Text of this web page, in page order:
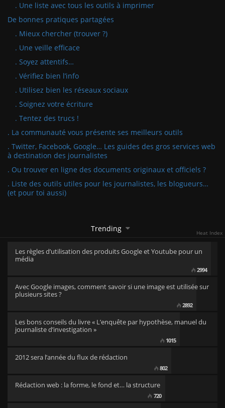
. Une liste avec tous les outils à imprimer
De bonnes pratiques partagées
. Mieux chercher (trouver ?)
. Une veille efficace
. Soyez attentifs…
. Vérifiez bien l’info
. Utilisez bien les réseaux sociaux
. Soignez votre écriture
. Tentez des trucs !
. La communauté vous présente ses meilleurs outils
. Twitter, Facebook, Google… Les guides des gros services web
à destination des journalistes
. Ou trouver en ligne des documents originaux et officiels ?
. Liste des outils utiles pour les journalistes, les blogueurs…
(et pour toi aussi)
Trending Heat Index
Les règles d’utilisation des produits Google et Youtube pour un
média
2994
Avec Google images, comment savoir si une image est utilisée sur
plusieurs sites ?
2892
Les bons conseils du livre « L’enquête par hypothèse, manuel du
journaliste d’investigation »
1015
2012 sera l’année du flux de rédaction
802
Rédaction web : la forme, le fond et… la structure
720